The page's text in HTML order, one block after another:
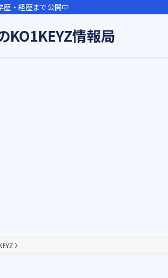
歴・経歴まで公開中
KO1KEYZ情報局